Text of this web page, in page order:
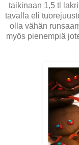
taikinaan 1,5 tl
tavalla eli
olla vähän
myös pienempiä